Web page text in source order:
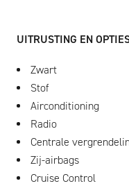
UITRUSTING EN
Zwart
Stof
Airconditioning
Radio
Centrale
Zij-airbags
Cruise Control